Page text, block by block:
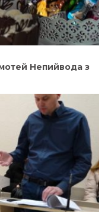
Непийвода з